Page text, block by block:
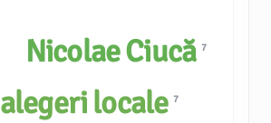
Nicolae Ciucă7
alegeri locale7